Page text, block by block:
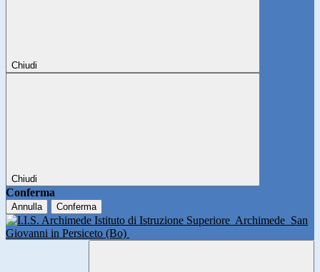
Chiudi
Chiudi
Conferma
Annulla Conferma
Istituto di Istruzione Superiore Archimede San
Giovanni in Persiceto (Bo)